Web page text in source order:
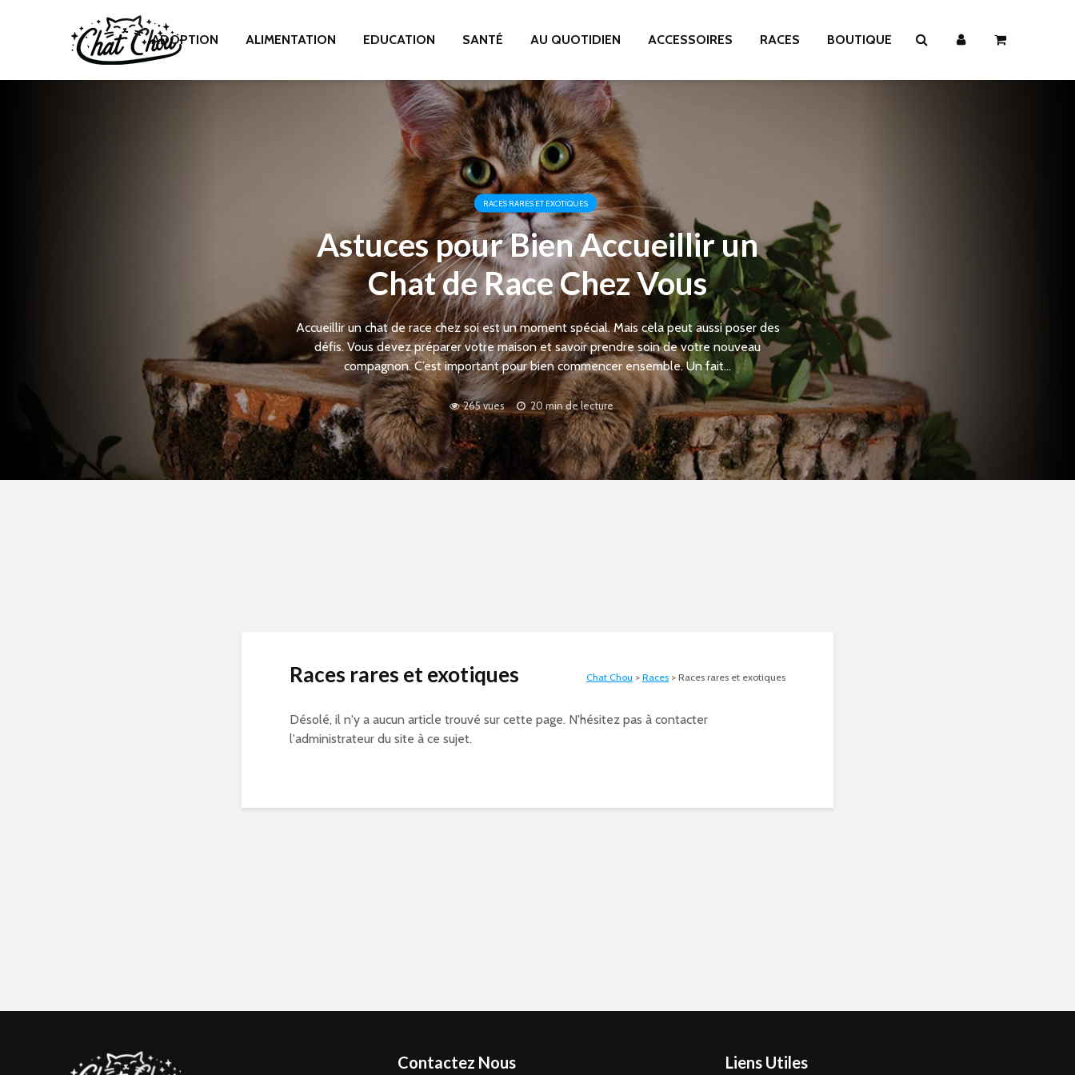
ADOPTION ALIMENTATION EDUCATION SANTÉ AU QUOTIDIEN ACCESSOIRES RACES BOUTIQUE
RACES RARES ET EXOTIQUES
Astuces pour Bien Accueillir un
Chat de Race Chez Vous
Accueillir un chat de race chez soi est un moment spécial. Mais cela peut aussi poser des
défis. Vous devez préparer votre maison et savoir prendre soin de votre nouveau
compagnon. C’est important pour bien commencer ensemble. Un fait...
265 vues 20 min de lecture
Races rares et exotiques Chat Chou > Races > Races rares et exotiques
Désolé, il n'y a aucun article trouvé sur cette page. N'hésitez pas à contacter
l'administrateur du site à ce sujet.
Contactez Nous Liens Utiles